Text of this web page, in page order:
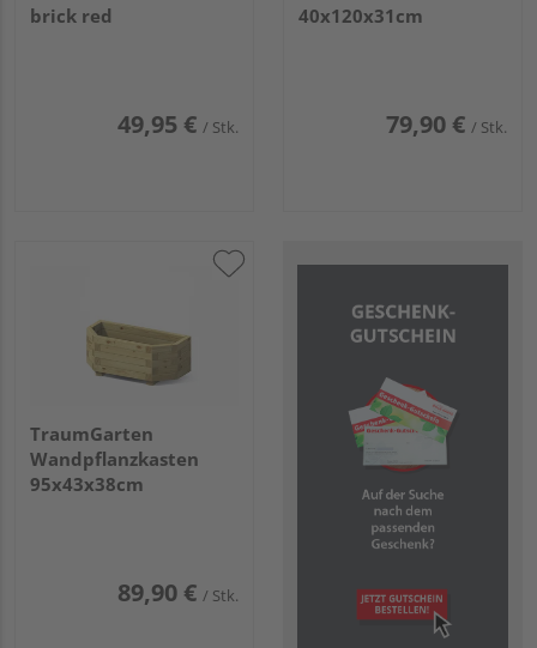
brick red
49,95 € / Stk.
40x120x31cm
79,90 € / Stk.
TraumGarten
Wandpflanzkasten
95x43x38cm
89,90 € / Stk.